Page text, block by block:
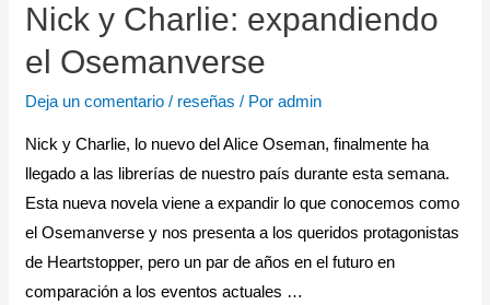
Nick y Charlie: expandiendo
el Osemanverse
Deja un comentario / reseñas / Poradmin
Nick y Charlie, lo nuevo del Alice Oseman, finalmente ha
llegado a las librerías de nuestro país durante esta semana.
Esta nueva novela viene a expandir lo que conocemos como
el Osemanverse y nos presenta a los queridos protagonistas
de Heartstopper, pero un par de años en el futuro en
comparación a los eventos actuales …